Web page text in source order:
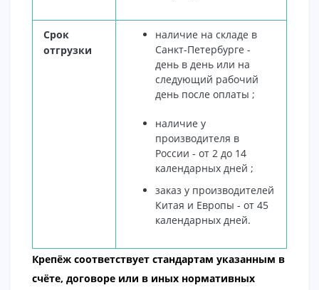
Срок
отгрузки
наличие на складе в
Санкт-Петербурге -
день в день или на
следующий рабочий
день после оплаты ;
наличие у
производителя в
России - от 2 до 14
календарных дней ;
заказ у производителей
Китая и Европы - от 45
календарных дней.
Крепёж соответствует стандартам указанным в
счёте, договоре или в иных нормативных